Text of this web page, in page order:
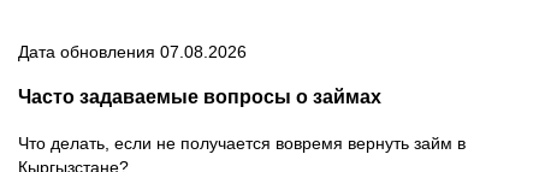
Дата обновления 07.08.2026
Часто задаваемые вопросы о займах
Что делать, если не получается вовремя вернуть займ в
Кыргызстане?